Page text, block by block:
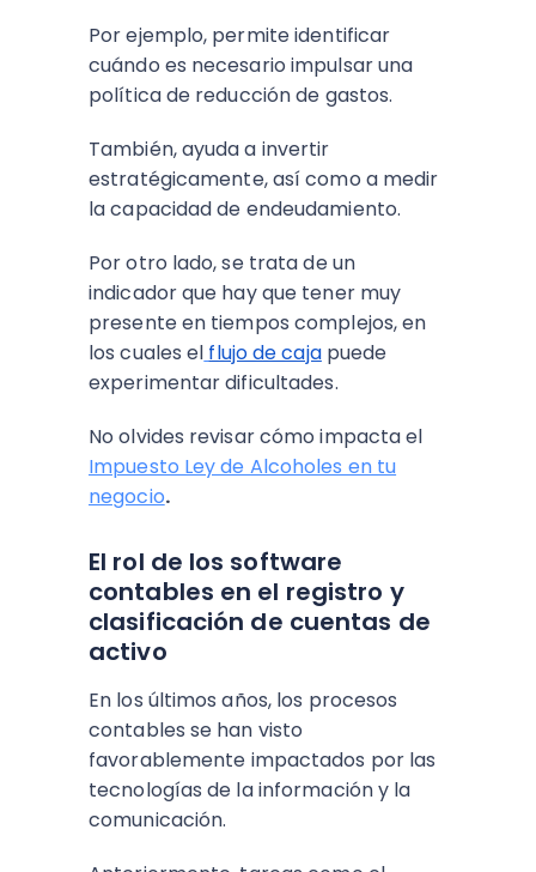
Por ejemplo, permite identificar
cuándo es necesario impulsar una
política de reducción de gastos.
También, ayuda a invertir
estratégicamente, así como a medir
la capacidad de endeudamiento.
Por otro lado, se trata de un
indicador que hay que tener muy
presente en tiempos complejos, en
los cuales el flujo de cajapuede
experimentar dificultades.
No olvides revisar cómo impacta el
Impuesto Ley de Alcoholes en tu
negocio.
El rol de los software
contables en el registro y
clasificación de cuentas de
activo
En los últimos años, los procesos
contables se han visto
favorablemente impactados por las
tecnologías de la información y la
comunicación.